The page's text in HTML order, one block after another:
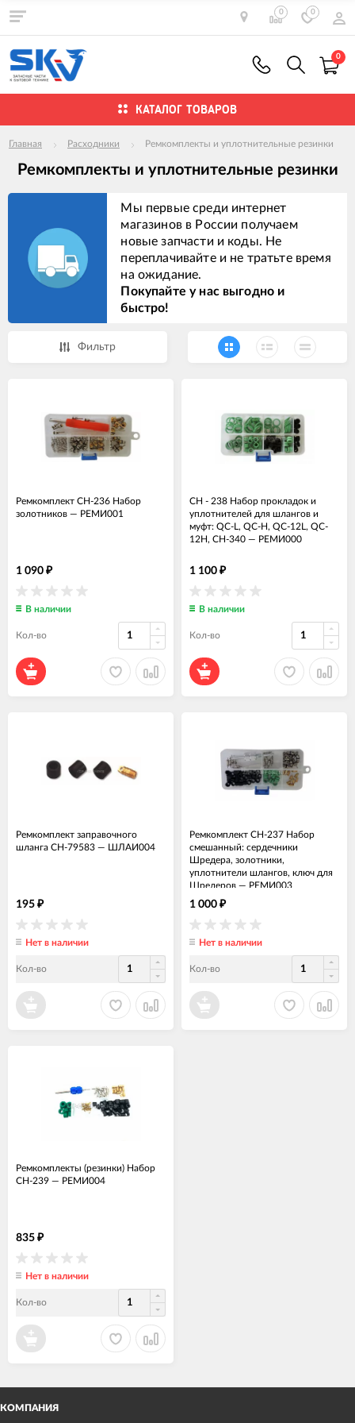
0 0
0
КАТАЛОГ ТОВАРОВ
Главная Расходники Ремкомплекты и уплотнительные резинки
Ремкомплекты и уплотнительные резинки
Мы первые среди интернет
магазинов в России получаем
новые запчасти и коды. Не
переплачивайте и не тратьте время
на ожидание.
Покупайте у нас выгодно и
быстро!
Фильтр
Ремкомплект CH-236 Набор
золотников — РЕМИ001
1 090 ₽
В наличии
Кол-во
CH - 238 Набор прокладок и
уплотнителей для шлангов и
муфт: QC-L, QC-H, QC-12L, QC-
12H, CH-340 — РЕМИ000
1 100 ₽
В наличии
Кол-во
Ремкомплект заправочного
шланга СН-79583 — ШЛАИ004
195 ₽
Нет в наличии
Кол-во
Ремкомплект CH-237 Набор
смешанный: сердечники
Шредера, золотники,
уплотнители шлангов, ключ для
Шредеров — РЕМИ003
1 000 ₽
Нет в наличии
Кол-во
Ремкомплекты (резинки) Набор
CH-239 — РЕМИ004
835 ₽
Нет в наличии
Кол-во
КОМПАНИЯ